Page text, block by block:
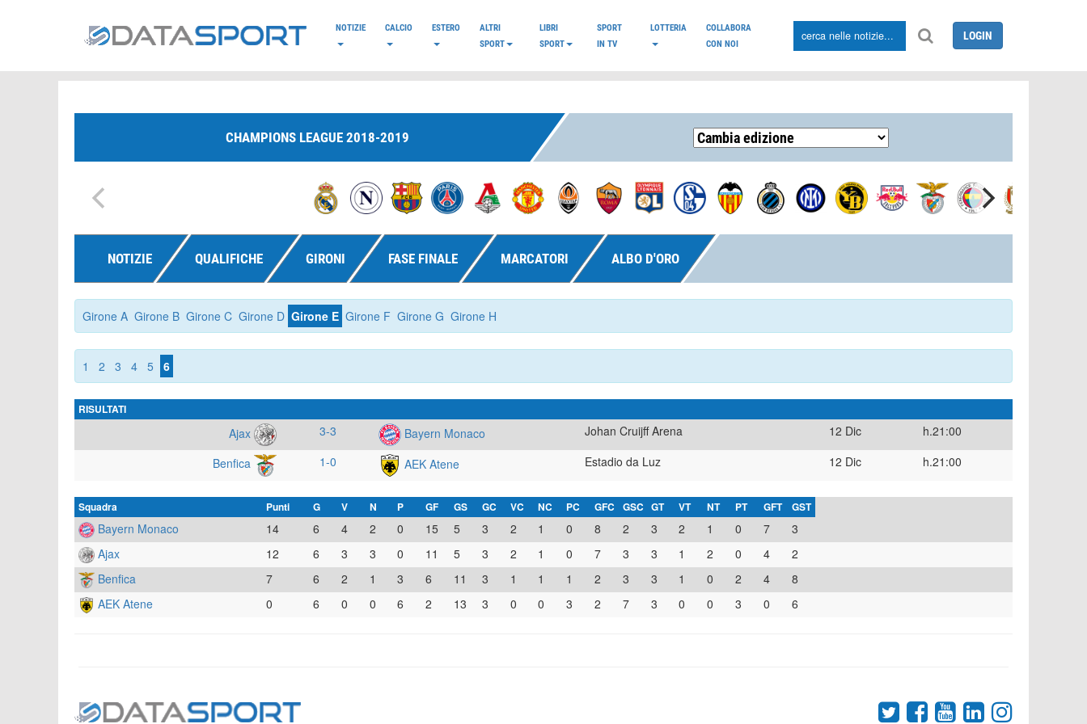
NOTIZIE CALCIO ESTERO
ALTRI
SPORT
LIBRI
SPORT
SPORT
IN TV
LOTTERIA
COLLABORA
CON NOI
LOGIN
CHAMPIONS LEAGUE 2018-2019
NOTIZIE QUALIFICHE GIRONI FASE FINALE MARCATORI ALBO D'ORO
Girone A Girone B Girone C Girone D Girone E Girone F Girone G Girone H
1 2 3 4 5 6
RISULTATI
Ajax 3-3 Bayern Monaco Johan Cruijff Arena 12 Dic h.21:00
Benfica 1-0 AEK Atene Estadio da Luz 12 Dic h.21:00
Squadra Punti G V N P GF GS GC VC NC PC GFC GSC GT VT NT PT GFT GST
Bayern Monaco 14 6 4 2 0 15 5 3 2 1 0 8 2 3 2 1 0 7
3
Ajax
12 6 3 3 0 11 5 3 2 1 0 7 3 3 1 2 0 4
2
Benfica
7 6 2 1 3 6 11 3 1 1 1 2 3 3 1 0 2 4
8
AEK Atene
0 6 0 0 6 2 13 3 0 0 3 2 7 3 0 0 3 0 6